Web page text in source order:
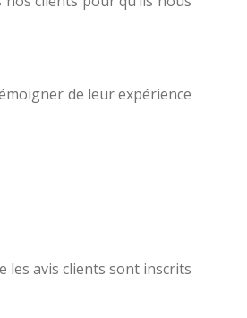
de leur expérience
les avis clients sont inscrits